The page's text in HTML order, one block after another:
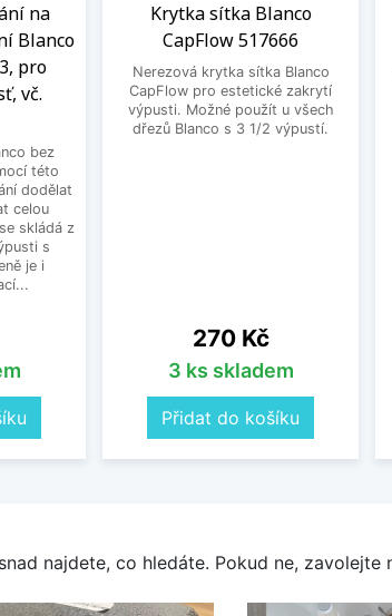
na
Blanco
pro
vč.
bez
této
dodělat
celou
skládá z
s
je i
Krytka sítka Blanco
CapFlow 517666
Nerezová krytka sítka Blanco
CapFlow pro estetické zakrytí
výpusti. Možné použít u všech
dřezů Blanco s 3 1/2 výpustí.
Cena
270 Kč
3 ks skladem
Přidat do košíku
najdete, co hledáte. Pokud ne, zavolejte